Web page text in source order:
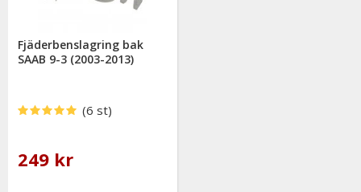
Fjäderbenslagring bak
SAAB 9-3 (2003-2013)
(6 st)
249 kr